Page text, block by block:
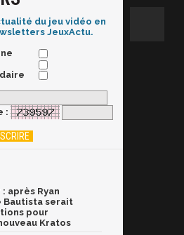
du jeu vidéo en
JeuxActu.
:
après Ryan
Bautista serait
pour
Kratos